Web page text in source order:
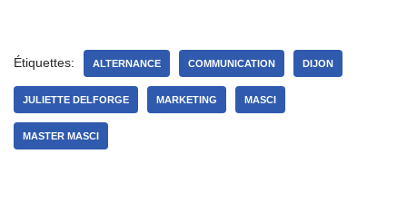
Étiquettes: ALTERNANCE COMMUNICATION DIJON
JULIETTE DELFORGE MARKETING MASCI
MASTER MASCI